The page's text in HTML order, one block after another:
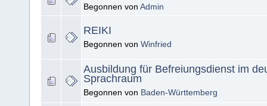
Begonnen von Admin
REIKI
Begonnen von Winfried
Ausbildung für Befreiungsdienst im
Sprachraum
Begonnen von Baden-Württemberg